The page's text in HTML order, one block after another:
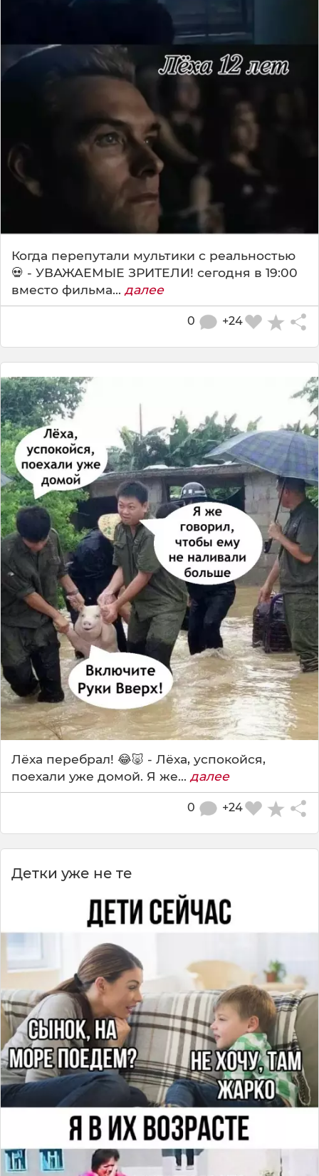
Когда перепутали мультики с реальностью
💀 - УВАЖАЕМЫЕ ЗРИТЕЛИ! сегодня в 19:00
вместо фильма... далее
+24
0
Лёха перебрал! 😂🐷 - Лёха, успокойся,
поехали уже домой. Я же... далее
+24
0
Детки уже не те